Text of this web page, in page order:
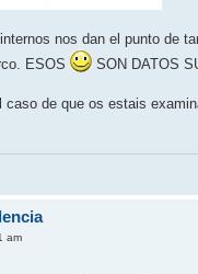
nos dan el punto de
ESOS
SON DATOS
de que os estais
am